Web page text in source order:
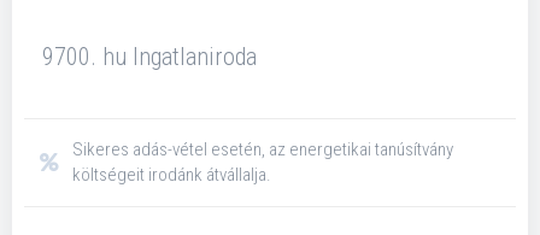
9700. hu Ingatlaniroda
Sikeres adás-vétel esetén, az energetikai tanúsítvány
költségeit irodánk átvállalja.